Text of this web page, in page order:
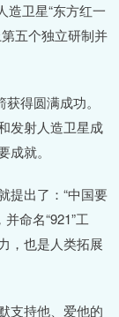
造卫星“东方红一
五个独立研制并
得圆满成功。
发射人造卫星成
就。
提出了：“中国要
命名“921”工
，也是人类拓展
支持他、爱他的